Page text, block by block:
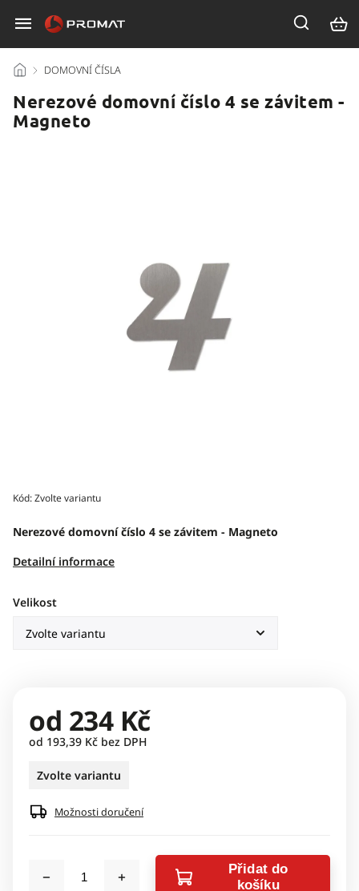
/ DOMOVNÍ ČÍSLA
Nerezové domovní číslo 4 se závitem -
Magneto
Kód:Zvolte variantu
Nerezové domovní číslo 4 se závitem - Magneto
Detailní informace
Velikost
od 234 Kč
od 193,39 Kč bez DPH
Zvolte variantu
Možnosti doručení
Přidat do
košíku